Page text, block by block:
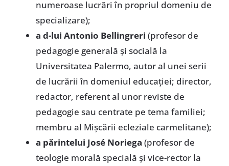
numeroase lucrări în propriul domeniu de
specializare);
a d-lui Antonio Bellingreri (profesor de
pedagogie generală şi socială la
Universitatea Palermo, autor al unei serii
de lucrării în domeniul educaţiei; director,
redactor, referent al unor reviste de
pedagogie sau centrate pe tema familiei;
membru al Mişcării ecleziale carmelitane);
a părintelui José Noriega (profesor de
teologie morală specială şi vice-rector la